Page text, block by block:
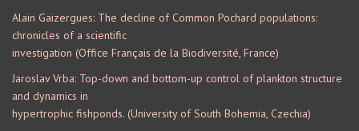
Alain Gaizergues: The decline of Common Pochard populations:
chronicles of a scientific
investigation (Office Français de la Biodiversité, France)
Jaroslav Vrba: Top-down and bottom-up control of plankton structure
and dynamics in
hypertrophic fishponds. (University of South Bohemia, Czechia)